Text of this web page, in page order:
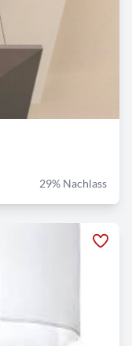
29% Nachlass